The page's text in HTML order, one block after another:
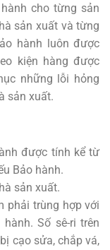
cho từng sản
sản xuất và từng
hành luôn được
kiện hàng được
những lỗi hỏng
sản xuất.
được tính kể từ
Bảo hành.
sản xuất.
phải trùng hợp với
Số sê-ri trên
cạo sửa, chắp vá,